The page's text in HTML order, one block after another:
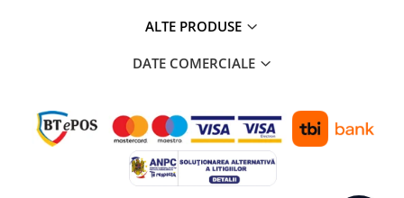
ALTE PRODUSE
DATE COMERCIALE